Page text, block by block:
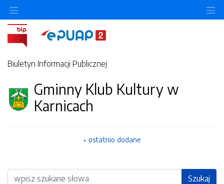
Biuletyn Informacji Publicznej
Gminny Klub Kultury w
Karnicach
ostatnio dodane
Wyszukiwarka Szukaj